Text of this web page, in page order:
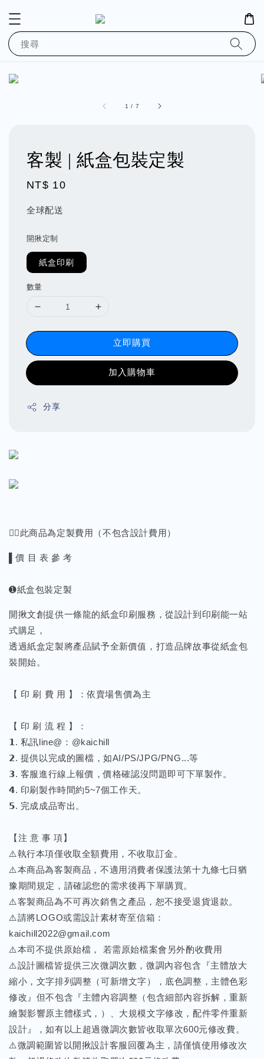
搜尋
1 / 7
客製 | 紙盒包裝定製
Regular
NT$ 10
全球配送
開揪定制
紙盒印刷
數量
立即購買
加入購物車
分享
🙇‍♂️此商品為定製費用（不包含設計費用）
▌價 目 表 參 考
➊紙盒包裝定製
開揪文創提供一條龍的紙盒印刷服務，從設計到印刷能一站
式購足，
透過紙盒定製將產品賦予全新價值，打造品牌故事從紙盒包
裝開始。
【 印 刷 費 用 】：依賣場售價為主
【 印 刷 流 程 】：
𝟭. 私訊line@：@kaichill
𝟮. 提供以完成的圖檔，如AI/PS/JPG/PNG...等
𝟯. 客服進行線上報價，價格確認沒問題即可下單製作。
𝟰. 印刷製作時間約5~7個工作天。
𝟱. 完成成品寄出。
【注 意 事 項】
⚠️執行本項僅收取全額費用，不收取訂金。
⚠️本商品為客製商品，不適用消費者保護法第十九條七日猶
豫期間規定，請確認您的需求後再下單購買。
⚠️客製商品為不可再次銷售之產品，恕不接受退貨退款。
⚠️請將LOGO或需設計素材寄至信箱：
kaichill2022@gmail.com
⚠️本司不提供原始檔， 若需原始檔案會另外酌收費用
⚠️設計圖檔皆提供三次微調次數，微調內容包含『主體放大
縮小，文字排列調整（可新增文字），底色調整，主體色彩
修改』但不包含『主體內容調整（包含細部內容拆解，重新
繪製影響原主體樣式，）、大規模文字修改，配件零件重新
設計』，如有以上超過微調次數皆收取單次600元修改費。
⚠️微調範圍皆以開揪設計客服回覆為主，請僅慎使用修改次